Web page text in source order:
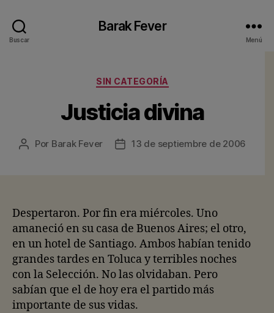
Buscar
Barak Fever
Menú
Categorías
SIN CATEGORÍA
Justicia divina
Autor
Por Barak Fever
Fecha13 de septiembre de 2006
Despertaron. Por fin era miércoles. Uno
amaneció en su casa de Buenos Aires; el otro,
en un hotel de Santiago. Ambos habían tenido
grandes tardes en Toluca y terribles noches
con la Selección. No las olvidaban. Pero
sabían que el de hoy era el partido más
importante de sus vidas.